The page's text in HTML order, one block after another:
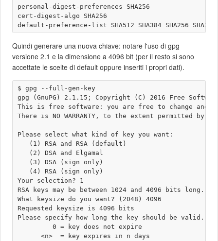
personal-digest-preferences SHA256
cert-digest-algo SHA256
Quindi generare una nuova chiave: notare l'uso di gpg
versione 2.1 e la dimensione a 4096 bit (per il resto si sono
accettate le scelte di default oppure inseriti i propri dati).
$ gpg --full-gen-key
gpg (GnuPG) 2.1.15; Copyright (C) 2016 Free
This is free software: you are free to change
There is NO WARRANTY, to the extent permitted by
Please select what kind of key you want:
   (1) RSA and RSA (default)
   (2) DSA and Elgamal
   (3) DSA (sign only)
   (4) RSA (sign only)
Your selection? 1
RSA keys may be between 1024 and 4096 bits long.
What keysize do you want? (2048) 4096
Requested keysize is 4096 bits
Please specify how long the key should be valid.
         0 = key does not expire
      <n>  = key expires in n days